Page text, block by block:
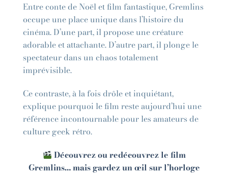
Entre conte de Noël et film fantastique, Gremlins
occupe une place unique dans l’histoire du
cinéma. D’une part, il propose une créature
adorable et attachante. D’autre part, il plonge le
spectateur dans un chaos totalement
imprévisible.
Ce contraste, à la fois drôle et inquiétant,
explique pourquoi le film reste aujourd’hui une
référence incontournable pour les amateurs de
culture geek rétro.
Découvrez ou redécouvrez le film
Gremlins… mais gardez un œil sur l’horloge